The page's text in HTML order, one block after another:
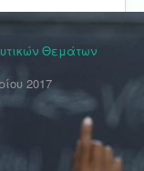
Θεμάτων
2017